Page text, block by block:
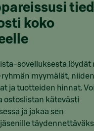
koko
sovelluksesta löydät
ryhmän myymälät, niiden
ja tuotteiden hinnat.
ostoslistan kätevästi
ja jakaa sen